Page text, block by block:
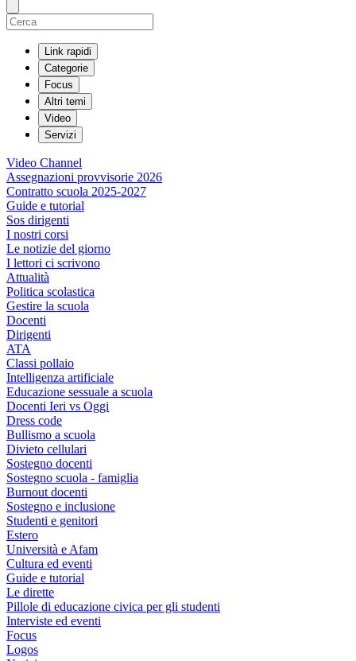
Link rapidi
Categorie
Focus
Altri temi
Video
Servizi
Video Channel
Assegnazioni provvisorie 2026
Contratto scuola 2025-2027
Guide e tutorial
Sos dirigenti
I nostri corsi
Le notizie del giorno
I lettori ci scrivono
Attualità
Politica scolastica
Gestire la scuola
Docenti
Dirigenti
ATA
Classi pollaio
Intelligenza artificiale
Educazione sessuale a scuola
Docenti Ieri vs Oggi
Dress code
Bullismo a scuola
Divieto cellulari
Sostegno docenti
Sostegno scuola - famiglia
Burnout docenti
Sostegno e inclusione
Studenti e genitori
Estero
Università e Afam
Cultura ed eventi
Guide e tutorial
Le dirette
Pillole di educazione civica per gli studenti
Interviste ed eventi
Focus
Logos